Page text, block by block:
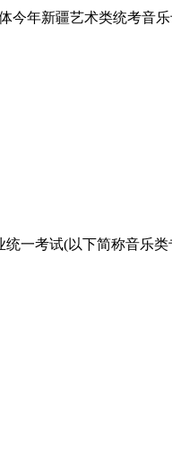
年新疆艺术类统考音
一考试(以下简称音乐